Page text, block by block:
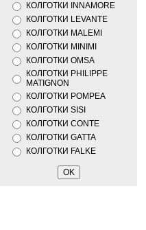
КОЛГОТКИ INNAMORE
КОЛГОТКИ LEVANTE
КОЛГОТКИ MALEMI
КОЛГОТКИ MINIMI
КОЛГОТКИ OMSA
КОЛГОТКИ PHILIPPE
MATIGNON
КОЛГОТКИ POMPEA
КОЛГОТКИ SISI
КОЛГОТКИ CONTE
КОЛГОТКИ GATTA
КОЛГОТКИ FALKE